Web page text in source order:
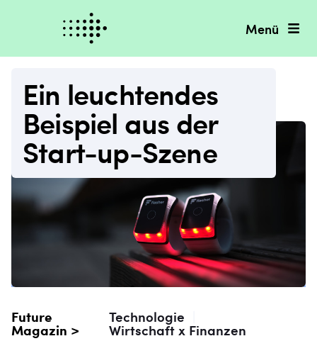
Menü
Ein leuchtendes
Beispiel aus der
Start-up-Szene
Future
Magazin >
Technologie
Wirtschaft x Finanzen